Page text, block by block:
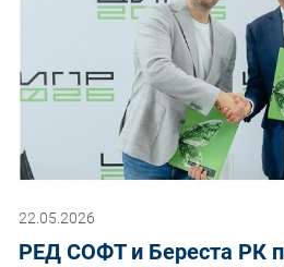
22.05.2026
РЕД СОФТ и Береста РК